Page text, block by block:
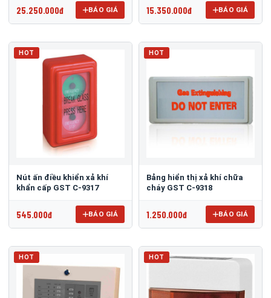
25.250.000đ BÁO GIÁ 15.350.000đ BÁO GIÁ
HOT
Nút ấn điều khiển xả khí
khẩn cấp GST C-9317
545.000đ BÁO GIÁ
HOT
Bảng hiển thị xả khí chữa
cháy GST C-9318
1.250.000đ BÁO GIÁ
HOT HOT